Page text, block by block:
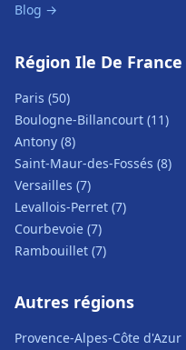
Blog →
Région Ile De France
Paris (50)
Boulogne-Billancourt (11)
Antony (8)
Saint-Maur-des-Fossés (8)
Versailles (7)
Levallois-Perret (7)
Courbevoie (7)
Rambouillet (7)
Autres régions
Provence-Alpes-Côte d'Azur